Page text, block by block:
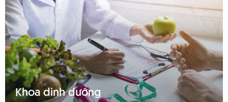
VĂN BẢN
THÔNG BÁO
TIN TỨC
Khoa dinh dưỡng